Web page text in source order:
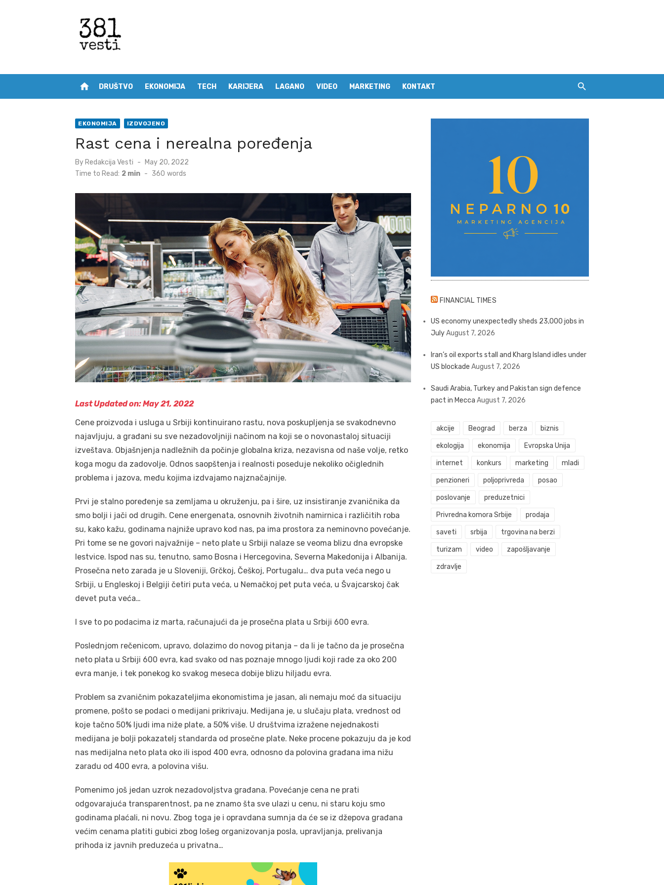
home DRUŠTVO EKONOMIJA TECH KARIJERA LAGANO VIDEO MARKETING KONTAKT
EKONOMIJA IZDVOJENO
Rast cena i nerealna poređenja
By Redakcija Vesti
Posted
May 20, 2022
Time to Read: 2 min - 360 words
Last Updated on: May 21, 2022
Cene proizvoda i usluga u Srbiji kontinuirano rastu, nova poskupljenja se svakodnevno
najavljuju, a građani su sve nezadovoljniji načinom na koji se o novonastaloj situaciji
izveštava. Objašnjenja nadležnih da počinje globalna kriza, nezavisna od naše volje, retko
koga mogu da zadovolje. Odnos saopštenja i realnosti poseduje nekoliko očiglednih
problema i jazova, među kojima izdvajamo najznačajnije.
Prvi je stalno poređenje sa zemljama u okruženju, pa i šire, uz insistiranje zvaničnika da
smo bolji i jači od drugih. Cene energenata, osnovnih životnih namirnica i različitih roba
su, kako kažu, godinama najniže upravo kod nas, pa ima prostora za neminovno povećanje.
Pri tome se ne govori najvažnije – neto plate u Srbiji nalaze se veoma blizu dna evropske
lestvice. Ispod nas su, tenutno, samo Bosna i Hercegovina, Severna Makedonija i Albanija.
Prosečna neto zarada je u Sloveniji, Grčkoj, Češkoj, Portugalu… dva puta veća nego u
Srbiji, u Engleskoj i Belgiji četiri puta veća, u Nemačkoj pet puta veća, u Švajcarskoj čak
devet puta veća…
I sve to po podacima iz marta, računajući da je prosečna plata u Srbiji 600 evra.
Poslednjom rečenicom, upravo, dolazimo do novog pitanja – da li je tačno da je prosečna
neto plata u Srbiji 600 evra, kad svako od nas poznaje mnogo ljudi koji rade za oko 200
evra manje, i tek ponekog ko svakog meseca dobije blizu hiljadu evra.
Problem sa zvaničnim pokazateljima ekonomistima je jasan, ali nemaju moć da situaciju
promene, pošto se podaci o medijani prikrivaju. Medijana je, u slučaju plata, vrednost od
koje tačno 50% ljudi ima niže plate, a 50% više. U društvima izražene nejednakosti
medijana je bolji pokazatelj standarda od prosečne plate. Neke procene pokazuju da je kod
nas medijalna neto plata oko ili ispod 400 evra, odnosno da polovina građana ima nižu
zaradu od 400 evra, a polovina višu.
Pomenimo još jedan uzrok nezadovoljstva građana. Povećanje cena ne prati
odgovarajuća transparentnost, pa ne znamo šta sve ulazi u cenu, ni staru koju smo
godinama plaćali, ni novu. Zbog toga je i opravdana sumnja da će se iz džepova građana
većim cenama platiti gubici zbog lošeg organizovanja posla, upravljanja, prelivanja
prihoda iz javnih preduzeća u privatna…
FINANCIAL TIMES
US economy unexpectedly sheds 23,000 jobs in
JulyAugust 7, 2026
Iran’s oil exports stall and Kharg Island idles under
US blockade August 7, 2026
Saudi Arabia, Turkey and Pakistan sign defence
pact in Mecca August 7, 2026
akcije Beograd berza biznis
ekologija ekonomija Evropska Unija
internet konkurs marketing mladi
penzioneri poljoprivreda posao
poslovanje preduzetnici
Privredna komora Srbije prodaja
saveti srbija trgovina na berzi
turizam video zapošljavanje
zdravlje